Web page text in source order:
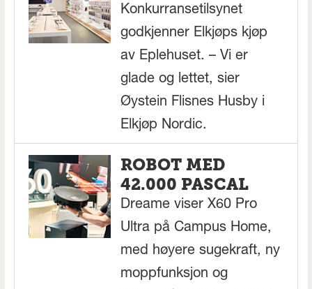
Konkurransetilsynet
godkjenner Elkjøps kjøp
av Eplehuset. – Vi er
glade og lettet, sier
Øystein Flisnes Husby i
Elkjøp Nordic.
ROBOT MED
42.000 PASCAL
Dreame viser X60 Pro
Ultra på Campus Home,
med høyere sugekraft, ny
moppfunksjon og